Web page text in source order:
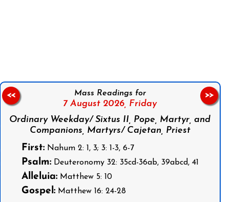
Mass Readings for
7 August 2026, Friday
Ordinary Weekday/ Sixtus II, Pope, Martyr, and
Companions, Martyrs/ Cajetan, Priest
First:Nahum 2: 1, 3; 3: 1-3, 6-7
Psalm:Deuteronomy 32: 35cd-36ab, 39abcd, 41
Alleluia:Matthew 5: 10
Gospel:Matthew 16: 24-28
<< >>